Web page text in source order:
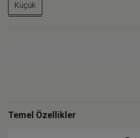
Küçük
Temel Özellikler